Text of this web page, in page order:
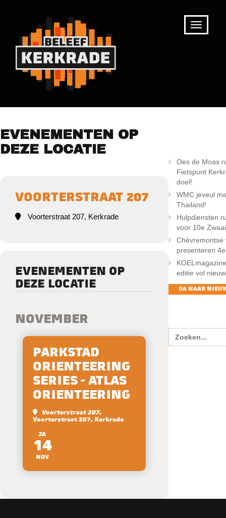
EVENEMENTEN OP
DEZE LOCATIE
VOORTERSTRAAT 207
Voorterstraat 207, Kerkrade
EVENEMENTEN OP
DEZE LOCATIE
NOVEMBER
ZA
14
NOV
PARKSTAD
ORIENTEERING
SERIES - ATLAS
ORIENTEERING
Voorterstraat 207,
Voorterstraat 207, Kerkrade
Oes de Moas
Fietspunt
doel!
WMC jeveul
Thailand!
Hulpdiensten
voor 10e
Chèvremontse
presenteren
editie vol
GA NAAR
Zoek
naar: